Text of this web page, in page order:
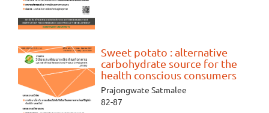
Sweet potato : alternative
carbohydrate source for the
health conscious consumers
Prajongwate Satmalee
82-87